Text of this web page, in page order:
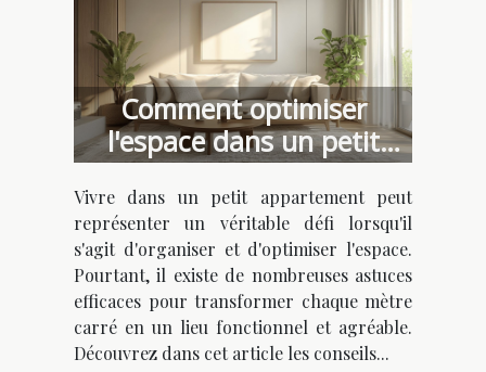
Comment optimiser
l'espace dans un petit
appartement
Vivre dans un petit appartement peut
représenter un véritable défi lorsqu'il
s'agit d'organiser et d'optimiser l'espace.
Pourtant, il existe de nombreuses astuces
efficaces pour transformer chaque mètre
carré en un lieu fonctionnel et agréable.
Découvrez dans cet article les conseils...